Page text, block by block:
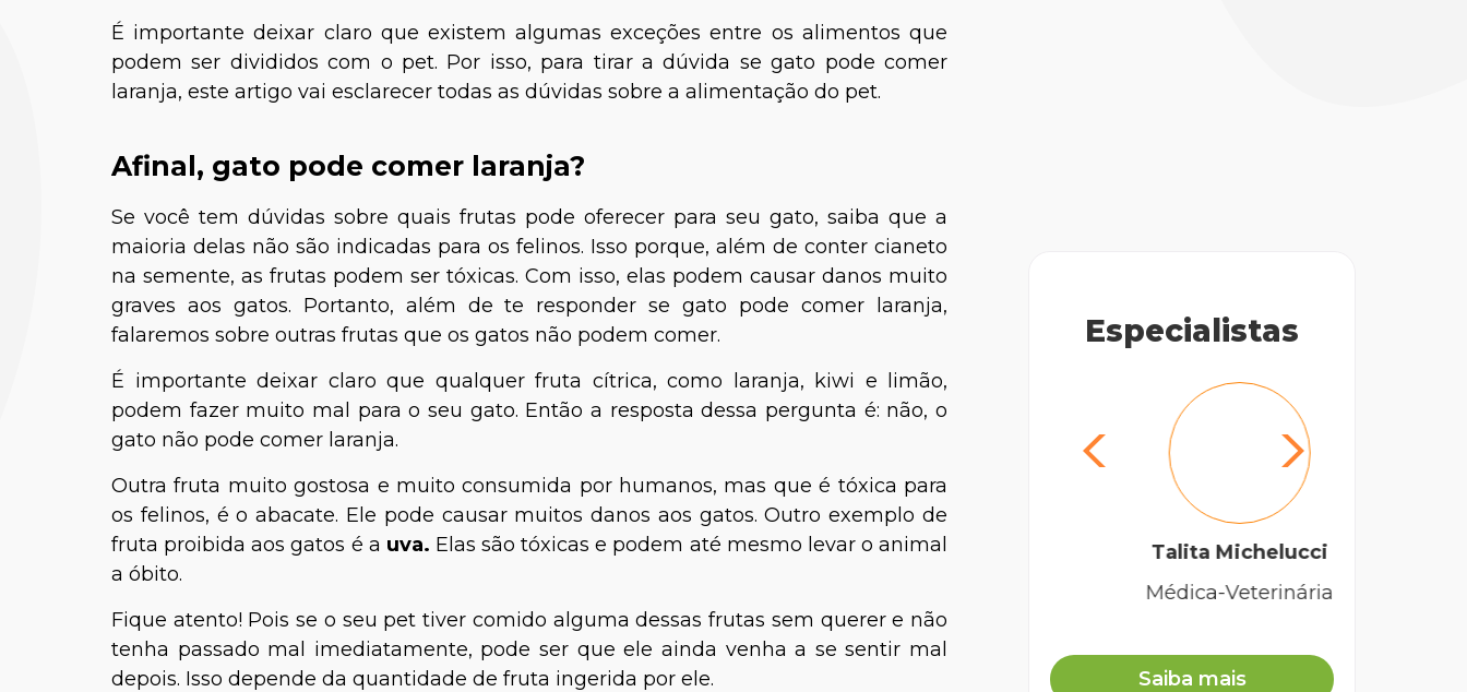
É importante deixar claro que existem algumas exceções entre os alimentos que
podem ser divididos com o pet. Por isso, para tirar a dúvida se gato pode comer
laranja, este artigo vai esclarecer todas as dúvidas sobre a alimentação do pet.
Afinal, gato pode comer laranja?
Se você tem dúvidas sobre quais frutas pode oferecer para seu gato, saiba que a
maioria delas não são indicadas para os felinos. Isso porque, além de conter cianeto
na semente, as frutas podem ser tóxicas. Com isso, elas podem causar danos muito
graves aos gatos. Portanto, além de te responder se gato pode comer laranja,
falaremos sobre outras frutas que os gatos não podem comer.
É importante deixar claro que qualquer fruta cítrica, como laranja, kiwi e limão,
podem fazer muito mal para o seu gato. Então a resposta dessa pergunta é: não, o
gato não pode comer laranja.
Outra fruta muito gostosa e muito consumida por humanos, mas que é tóxica para
os felinos, é o abacate. Ele pode causar muitos danos aos gatos. Outro exemplo de
fruta proibida aos gatos é a uva. Elas são tóxicas e podem até mesmo levar o animal
a óbito.
Fique atento! Pois se o seu pet tiver comido alguma dessas frutas sem querer e não
tenha passado mal imediatamente, pode ser que ele ainda venha a se sentir mal
depois. Isso depende da quantidade de fruta ingerida por ele.
Especialistas
Dra. Nathalia Martins
Tiago Calil
animais silvestres e
paisagismo
Talita Michelucci
Médica-Veterinária
Saiba mais